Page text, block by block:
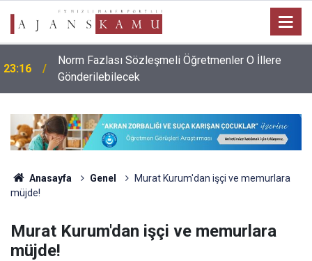
23:16
Norm Fazlası Sözleşmeli Öğretmenler O İllere
Gönderilebilecek
Anasayfa Genel
Murat Kurum'dan işçi ve memurlara
müjde!
Murat Kurum'dan işçi ve memurlara
müjde!